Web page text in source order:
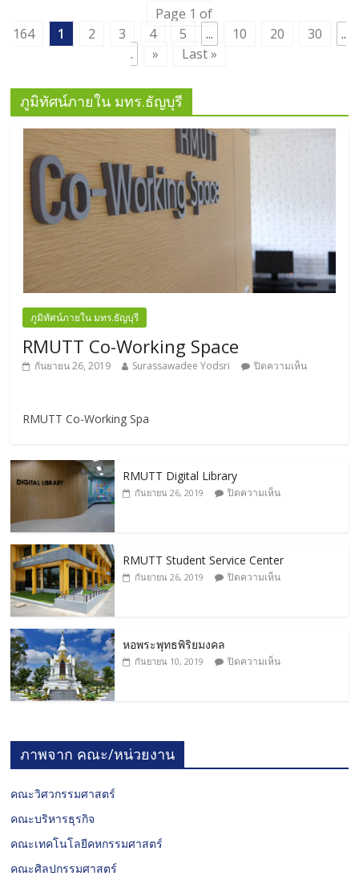
Page 1 of
164
1 2 3 4 5 ... 10 20 30
..
.
» Last »
ภูมิทัศน์ภายใน มทร.ธัญบุรี
ภูมิทัศน์ภายใน มทร.ธัญบุรี
RMUTT Co-Working Space
กันยายน 26, 2019 Surassawadee Yodsri ปิดความเห็น
RMUTT Co-Working Spa
RMUTT Digital Library
กันยายน 26, 2019 ปิดความเห็น
RMUTT Student Service Center
กันยายน 26, 2019 ปิดความเห็น
หอพระพุทธพิริยมงคล
กันยายน 10, 2019 ปิดความเห็น
ภาพจาก คณะ/หน่วยงาน
คณะวิศวกรรมศาสตร์
คณะบริหารธุรกิจ
คณะเทคโนโลยีคหกรรมศาสตร์
คณะศิลปกรรมศาสตร์